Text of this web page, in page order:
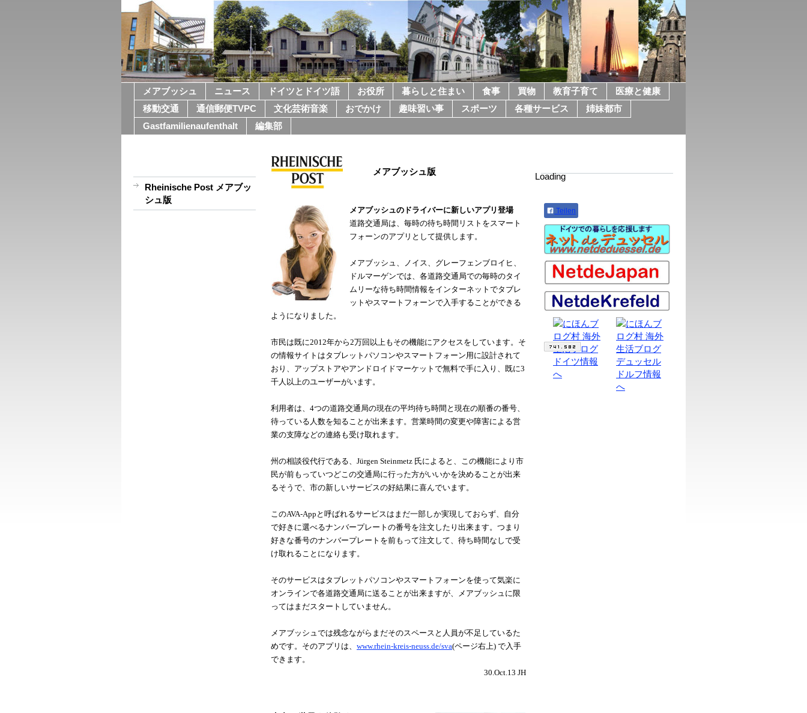
メアブッシュ ニュース ドイツとドイツ語 お役所 暮らしと住まい 食事 買物 教育子育て
医療と健康
移動交通
通信郵便TVPC 文化芸術音楽 おでかけ 趣味習い事 スポーツ 各種サービス
姉妹都市
Gastfamilienaufenthalt
編集部
Rheinische Post メアブッ
シュ版
メアブッシュ版
メアブッシュのドライバーに新しいアプリ登場
道路交通局は、毎時の待ち時間リストをスマート
フォーンのアプリとして提供します。
メアブッシュ、ノイス、グレーフェンブロイヒ、
ドルマーゲンでは、各道路交通局での毎時のタイ
ムリーな待ち時間情報をインターネットでタブレ
ットやスマートフォーンで入手することができる
ようになりました。
市民は既に2012年から2万回以上もその機能にアクセスをしています。そ
の情報サイトはタブレットパソコンやスマートフォーン用に設計されて
おり、アップストアやアンドロイドマーケットで無料で手に入り、既に3
千人以上のユーザーがいます。
利用者は、 4つの道路交通局の現在の平均待ち時間と現在の順番の番号、
待っている人数を知ることが出来ます。営業時間の変更や障害による営
業の支障などの連絡も受け取れます。
州の相談役代行である、 Jürgen Steinmetz 氏によると、この機能により市
民が前もっていつどこの交通局に行った方がいいかを決めることが出来
るそうで、市の新しいサービスの好結果に喜んでいます。
このAVA-App と呼ばれるサービスはまだ一部しか実現しておらず、自分
で好きに選べるナンバープレートの番号を注文したり出来ます。つまり
好きな番号のナンバープレートを前もって注文して、待ち時間なしで受
け取れることになります。
そのサービスはタブレットパソコンやスマートフォーンを使って気楽に
オンラインで各道路交通局に送ることが出来ますが、メアブッシュに限
ってはまだスタートしていません。
メアブッシュでは残念ながらまだそのスペースと人員が不足しているた
めです。そのアプリは、 www.rhein-kreis-neuss.de/sva(ページ右上) で入手
できます。
30.Oct.13 JH
Loading
Teilen